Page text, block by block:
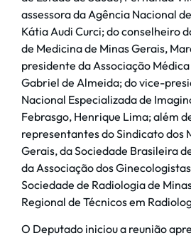
assessora da Agência Nacional
Kátia Audi Curci; do conselheiro
de Medicina de Minas Gerais,
presidente da Associação
Gabriel de Almeida; do vice-
Nacional Especializada de
Febrasgo, Henrique Lima; além
representantes do Sindicato dos
Gerais, da Sociedade Brasileira
da Associação dos
Sociedade de Radiologia de
Regional de Técnicos em
O Deputado iniciou a reunião